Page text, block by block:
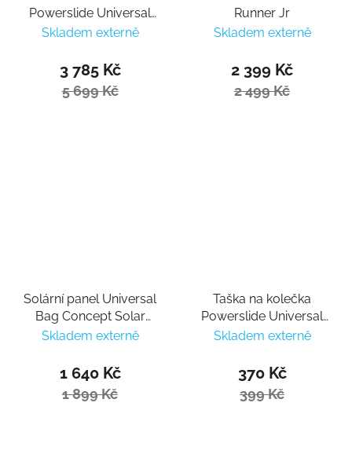
Powerslide Universal
Bag Concept
95l
Skladem externě
3 785 Kč
5 699 Kč
Runner Jr
Skladem externě
2 399 Kč
2 499 Kč
Solární panel Universal
Bag Concept Solar
Source
Skladem externě
1 640 Kč
1 899 Kč
Taška na kolečka
Powerslide Universal
Bag Concept Wheel
Skladem externě
370 Kč
399 Kč